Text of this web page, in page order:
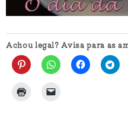
Achou legal? Avisa para as